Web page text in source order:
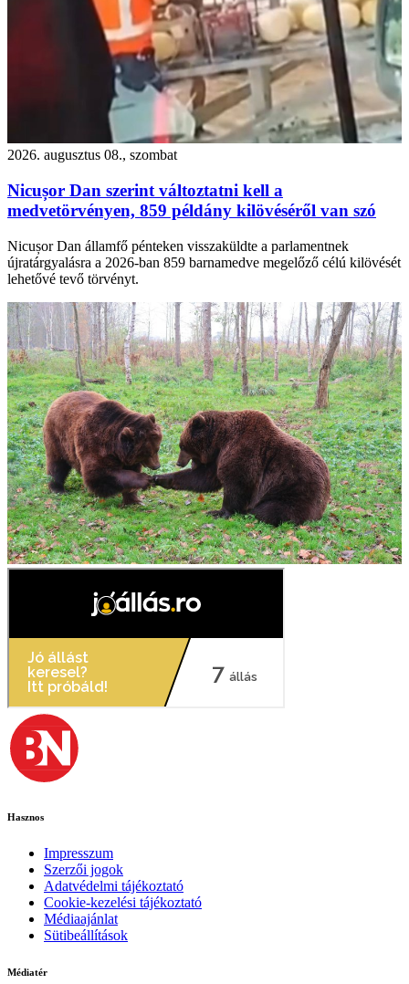
2026. augusztus 08., szombat
Nicușor Dan szerint változtatni kell a
medvetörvényen, 859 példány kilövéséről van szó
Nicușor Dan államfő pénteken visszaküldte a parlamentnek
újratárgyalásra a 2026-ban 859 barnamedve megelőző célú kilövését
lehetővé tevő törvényt.
Hasznos
Impresszum
Szerzői jogok
Adatvédelmi tájékoztató
Cookie-kezelési tájékoztató
Médiaajánlat
Sütibeállítások
Médiatér